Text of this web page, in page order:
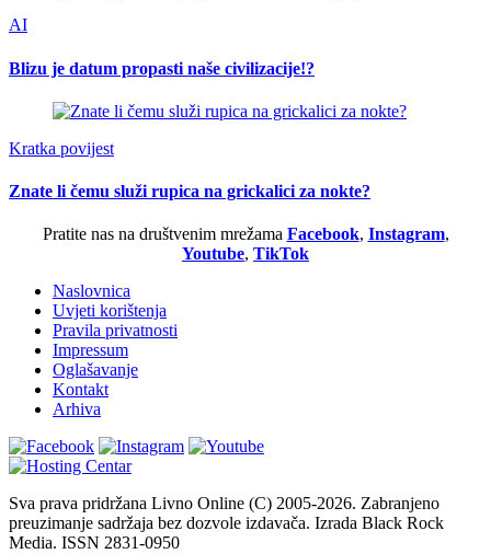
AI
Blizu je datum propasti naše civilizacije!?
Kratka povijest
Znate li čemu služi rupica na grickalici za nokte?
Pratite nas na društvenim mrežama Facebook, Instagram,
Youtube, TikTok
Naslovnica
Uvjeti korištenja
Pravila privatnosti
Impressum
Oglašavanje
Kontakt
Arhiva
Sva prava pridržana Livno Online (C) 2005-2026. Zabranjeno
preuzimanje sadržaja bez dozvole izdavača. Izrada Black Rock
Media. ISSN 2831-0950